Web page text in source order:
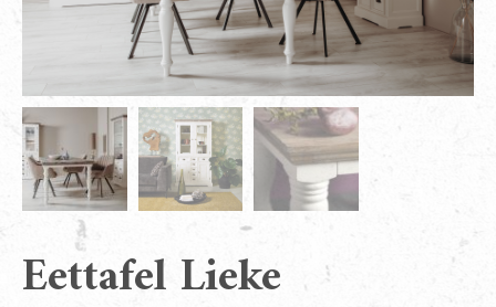
Eettafel Lieke